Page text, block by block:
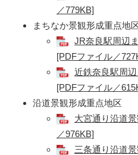
／779KB]
まちなか景観形成重点地
JR奈良駅周辺
[PDFファイル／
近鉄奈良駅周
[PDFファイル／
沿道景観形成重点地区
大宮通り沿道
／976KB]
三条通り沿道